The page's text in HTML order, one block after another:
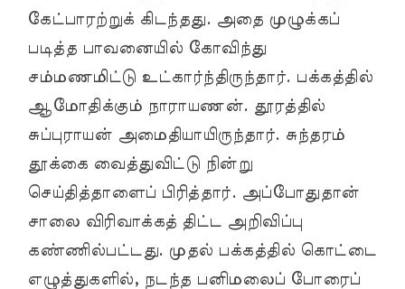
கேட்பாரற்றுக் கிடந்தது. அதை முழுக்கப்
படித்த பாவனையில் கோவிந்து
சம்மணமிட்டு உட்கார்ந்திருந்தார். பக்கத்தில்
ஆமோதிக்கும் நாராயணன். தூரத்தில்
சுப்புராயன் அமைதியாயிருந்தார். சுந்தரம்
தூக்கை வைத்துவிட்டு நின்று
செய்தித்தாளைப் பிரித்தார். அப்போதுதான்
சாலை விரிவாக்கத் திட்ட அறிவிப்பு
கண்ணில்பட்டது. முதல் பக்கத்தில் கொட்டை
எழுத்துகளில், நடந்த பனிமலைப் போரைப்